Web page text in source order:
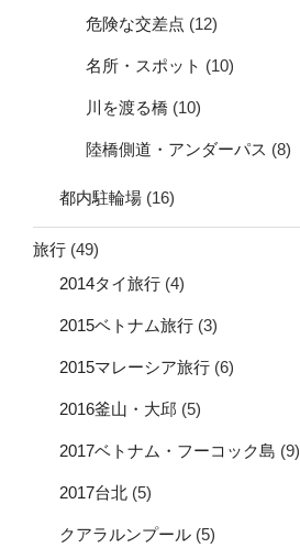
危険な交差点 (12)
名所・スポット (10)
川を渡る橋 (10)
陸橋側道・アンダーパス (8)
都内駐輪場 (16)
旅行 (49)
2014タイ旅行 (4)
2015ベトナム旅行 (3)
2015マレーシア旅行 (6)
2016釜山・大邱 (5)
2017ベトナム・フーコック島 (9)
2017台北 (5)
クアラルンプール (5)